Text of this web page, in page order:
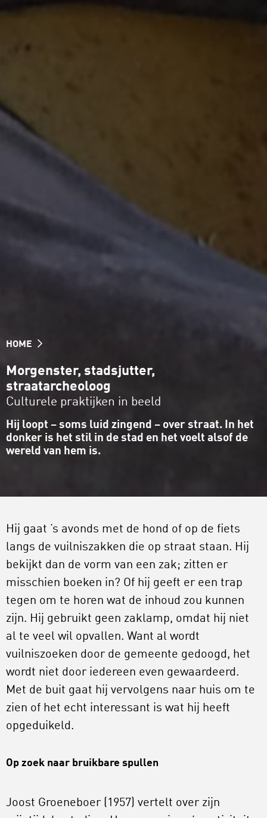
HOME
Morgenster, stadsjutter,
straatarcheoloog
Culturele praktijken in beeld
Hij loopt – soms luid zingend – over straat. In het
donker is het stil in de stad en het voelt alsof de
wereld van hem is.
Hij gaat ’s avonds met de hond of op de fiets
langs de vuilniszakken die op straat staan. Hij
bekijkt dan de vorm van een zak; zitten er
misschien boeken in? Of hij geeft er een trap
tegen om te horen wat de inhoud zou kunnen
zijn. Hij gebruikt geen zaklamp, omdat hij niet
al te veel wil opvallen. Want al wordt
vuilniszoeken door de gemeente gedoogd, het
wordt niet door iedereen even gewaardeerd.
Met de buit gaat hij vervolgens naar huis om te
zien of het echt interessant is wat hij heeft
opgeduikeld.
Op zoek naar bruikbare spullen
Joost Groeneboer (1957) vertelt over zijn